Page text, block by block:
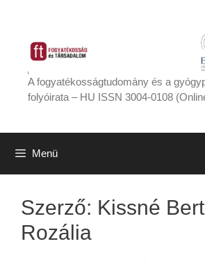
tartalomba
A fogyatékosságtudomány és a
folyóirata – HU ISSN 3004-0108
Menü
Szerző: Kissné
Rozália